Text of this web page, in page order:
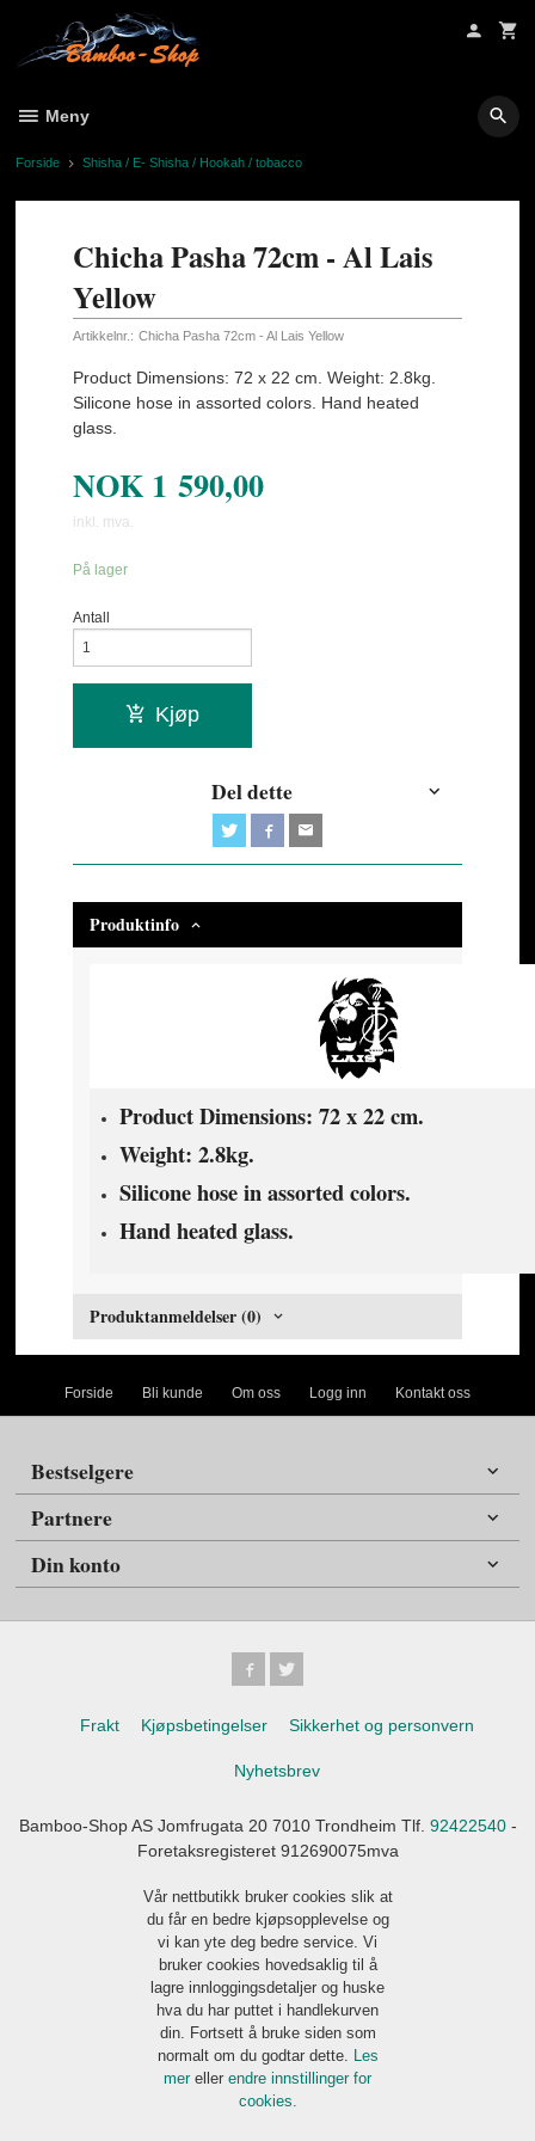
innholdet
Meny
Forside Shisha / E- Shisha / Hookah / tobacco
Chicha Pasha 72cm - Al Lais
Yellow
Artikkelnr.: Chicha Pasha 72cm - Al Lais Yellow
Product Dimensions: 72 x 22 cm. Weight: 2.8kg.
Silicone hose in assorted colors. Hand heated
glass.
NOK 1 590,00
inkl. mva.
På lager
Antall
Kjøp
Del dette
Produktinfo
Product Dimensions: 72 x 22 cm.
Weight: 2.8kg.
Silicone hose in assorted colors.
Hand heated glass.
Produktanmeldelser (0)
Forside Bli kunde Om oss Logg inn Kontakt oss
Bestselgere
Partnere
Din konto
Frakt Kjøpsbetingelser Sikkerhet og personvern
Nyhetsbrev
Bamboo-Shop AS Jomfrugata 20 7010 Trondheim Tlf. 92422540-
Foretaksregisteret 912690075mva
Vår nettbutikk bruker cookies slik at
du får en bedre kjøpsopplevelse og
vi kan yte deg bedre service. Vi
bruker cookies hovedsaklig til å
lagre innloggingsdetaljer og huske
hva du har puttet i handlekurven
din. Fortsett å bruke siden som
normalt om du godtar dette.
Les
mer eller endre innstillinger for
cookies.